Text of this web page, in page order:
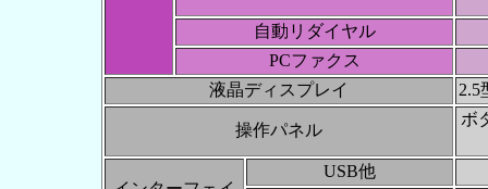
自動リダイヤル
PCファクス
液晶ディスプレイ
2.5
操作パネル
ボ
USB他